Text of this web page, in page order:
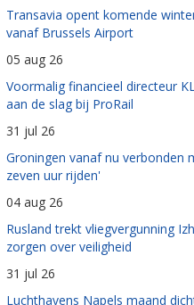
Transavia opent komende
vanaf Brussels Airport
05 aug 26
Voormalig financieel directeur
aan de slag bij ProRail
31 jul 26
Groningen vanaf nu verbonden
zeven uur rijden'
04 aug 26
Rusland trekt vliegvergunning
zorgen over veiligheid
31 jul 26
Luchthavens Napels maand